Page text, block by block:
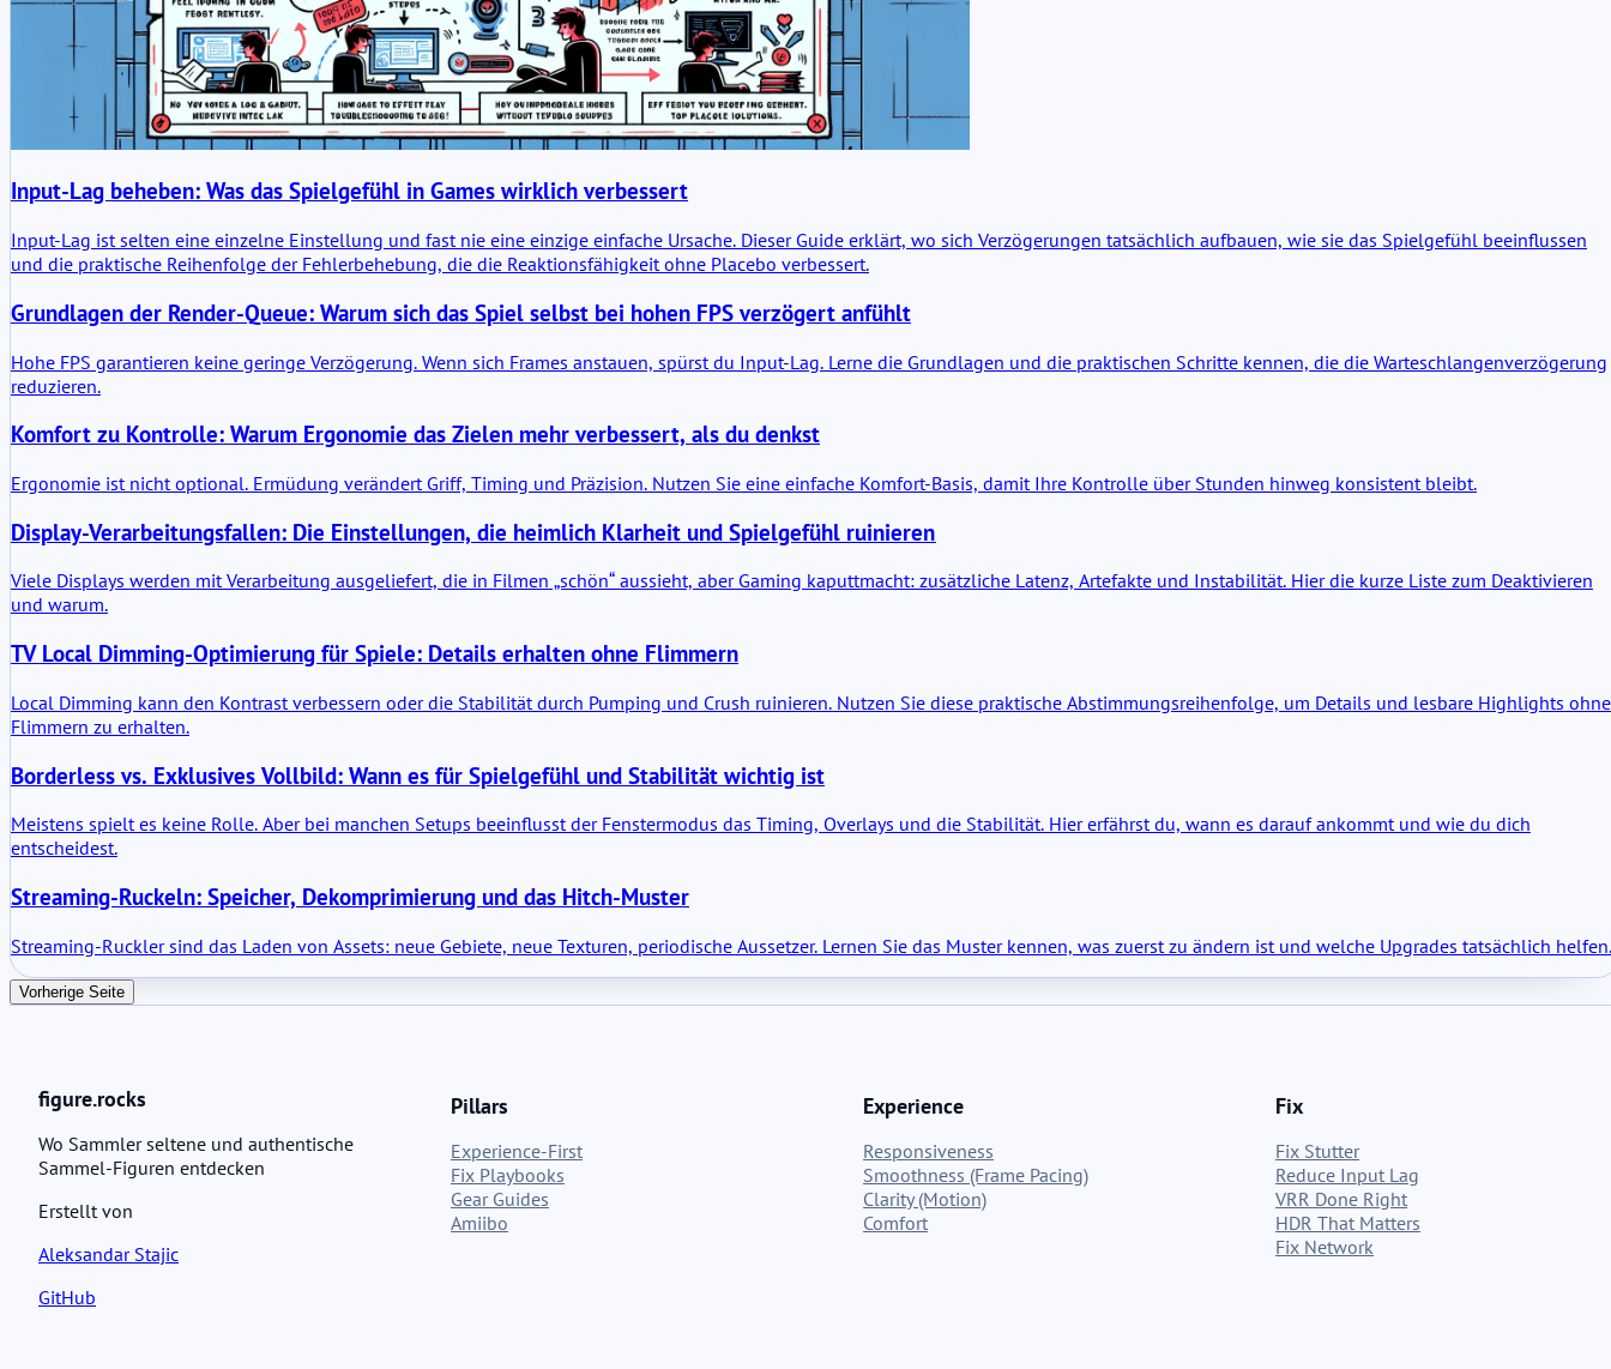
Input-Lag beheben: Was das Spielgefühl in Games wirklich verbessert
Input-Lag ist selten eine einzelne Einstellung und fast nie eine einzige einfache Ursache. Dieser Guide erklärt, wo sich Verzögerungen tatsächlich aufbauen, wie sie das Spielgefühl beeinflussen
und die praktische Reihenfolge der Fehlerbehebung, die die Reaktionsfähigkeit ohne Placebo verbessert.
Grundlagen der Render-Queue: Warum sich das Spiel selbst bei hohen FPS verzögert anfühlt
Hohe FPS garantieren keine geringe Verzögerung. Wenn sich Frames anstauen, spürst du Input-Lag. Lerne die Grundlagen und die praktischen Schritte kennen, die die Warteschlangenverzögerung
reduzieren.
Komfort zu Kontrolle: Warum Ergonomie das Zielen mehr verbessert, als du denkst
Ergonomie ist nicht optional. Ermüdung verändert Griff, Timing und Präzision. Nutzen Sie eine einfache Komfort-Basis, damit Ihre Kontrolle über Stunden hinweg konsistent bleibt.
Display-Verarbeitungsfallen: Die Einstellungen, die heimlich Klarheit und Spielgefühl ruinieren
Viele Displays werden mit Verarbeitung ausgeliefert, die in Filmen „schön“ aussieht, aber Gaming kaputtmacht: zusätzliche Latenz, Artefakte und Instabilität. Hier die kurze Liste zum Deaktivieren
und warum.
TV Local Dimming-Optimierung für Spiele: Details erhalten ohne Flimmern
Local Dimming kann den Kontrast verbessern oder die Stabilität durch Pumping und Crush ruinieren. Nutzen Sie diese praktische Abstimmungsreihenfolge, um Details und lesbare Highlights ohne
Flimmern zu erhalten.
Borderless vs. Exklusives Vollbild: Wann es für Spielgefühl und Stabilität wichtig ist
Meistens spielt es keine Rolle. Aber bei manchen Setups beeinflusst der Fenstermodus das Timing, Overlays und die Stabilität. Hier erfährst du, wann es darauf ankommt und wie du dich
entscheidest.
Streaming-Ruckeln: Speicher, Dekomprimierung und das Hitch-Muster
Streaming-Ruckler sind das Laden von Assets: neue Gebiete, neue Texturen, periodische Aussetzer. Lernen Sie das Muster kennen, was zuerst zu ändern ist und welche Upgrades tatsächlich helfen.
Vorherige Seite
figure.rocks
Wo Sammler seltene und authentische
Sammel-Figuren entdecken
Erstellt von
Aleksandar Stajic
GitHub
Pillars
Experience-First
Fix Playbooks
Gear Guides
Amiibo
Experience
Responsiveness
Smoothness (Frame Pacing)
Clarity (Motion)
Comfort
Fix
Fix Stutter
Reduce Input Lag
VRR Done Right
HDR That Matters
Fix Network